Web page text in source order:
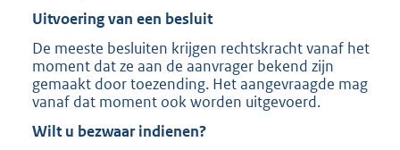
Uitvoering van een besluit
De meeste besluiten krijgen rechtskracht vanaf het
moment dat ze aan de aanvrager bekend zijn
gemaakt door toezending. Het aangevraagde mag
vanaf dat moment ook worden uitgevoerd.
Wilt u bezwaar indienen?